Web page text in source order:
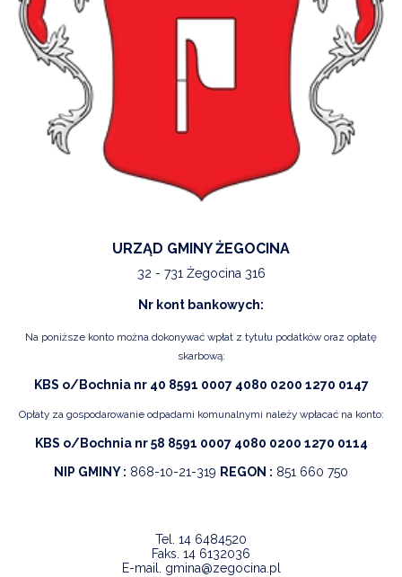
URZĄD GMINY ŻEGOCINA
32 - 731 Żegocina 316
Nr kont bankowych:
Na poniższe konto można dokonywać wpłat z tytułu podatków oraz opłatę
skarbową:
KBS o/Bochnia nr 40 8591 0007 4080 0200 1270 0147
Opłaty za gospodarowanie odpadami komunalnymi należy wpłacać na konto:
KBS o/Bochnia nr 58 8591 0007 4080 0200 1270 0114
NIP GMINY : 868-10-21-319 REGON : 851 660 750
Tel. 14 6484520
Faks. 14 6132036
E-mail. gmina@zegocina.pl